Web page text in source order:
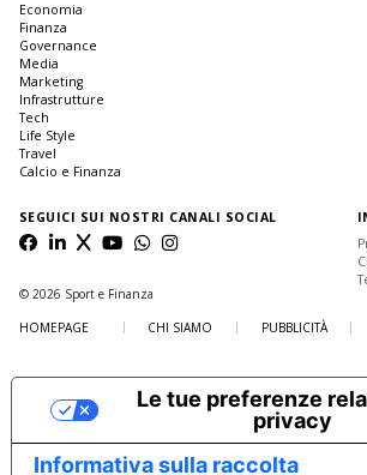
Economia
Finanza
Governance
Media
Marketing
Infrastrutture
Tech
Life Style
Travel
Calcio e Finanza
SEGUICI SUI NOSTRI CANALI SOCIAL
© 2026 Sport e Finanza
HOMEPAGE
CHI SIAMO PUBBLICITÀ
Informativa sulla raccolta
Le tue preferenze
privacy